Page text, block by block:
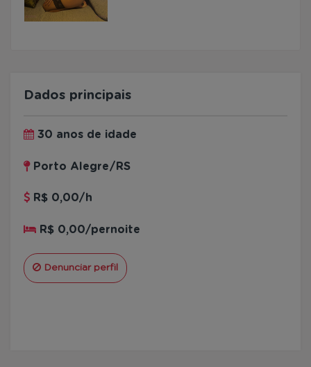
Dados principais
30 anos de idade
Porto Alegre/RS
R$ 0,00/h
R$ 0,00/pernoite
Denunciar perfil